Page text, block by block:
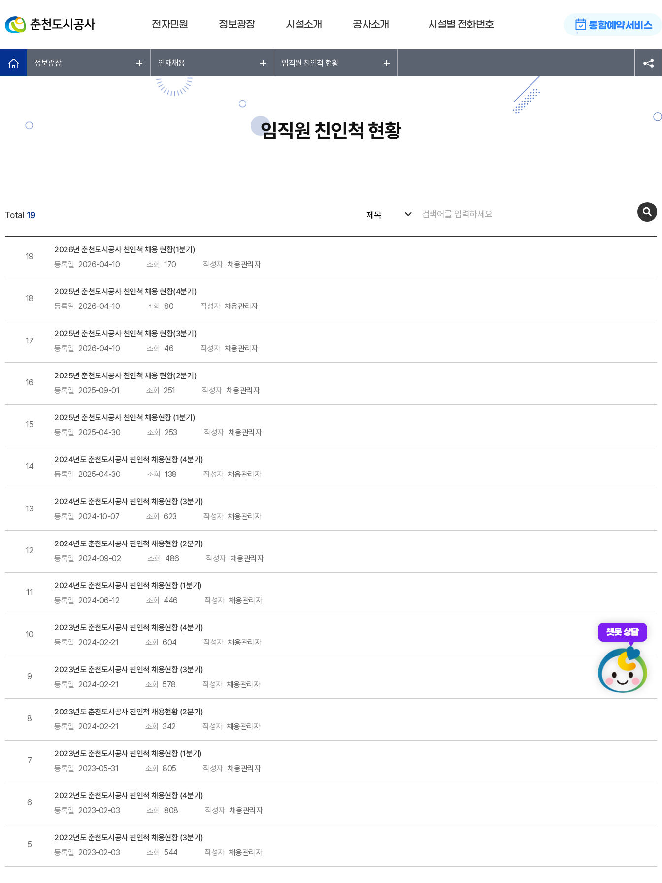
전자민원 정보광장 시설소개 공사소개 시설별 전화번호 통합예약서비스
정보광장 인재채용 임직원 친인척 현황
임직원 친인척 현황
Total 19
19
2026년 춘천도시공사 친인척 채용 현황(1분기)
등록일 2026-04-10 조회 170 작성자 채용관리자
18
2025년 춘천도시공사 친인척 채용 현황(4분기)
등록일 2026-04-10 조회 80 작성자 채용관리자
17
2025년 춘천도시공사 친인척 채용 현황(3분기)
등록일 2026-04-10 조회 46 작성자 채용관리자
16
2025년 춘천도시공사 친인척 채용 현황(2분기)
등록일 2025-09-01 조회 251 작성자 채용관리자
15
2025년 춘천도시공사 친인척 채용현황 (1분기)
등록일 2025-04-30 조회 253 작성자 채용관리자
14
2024년도 춘천도시공사 친인척 채용현황 (4분기)
등록일 2025-04-30 조회 138 작성자 채용관리자
13
2024년도 춘천도시공사 친인척 채용현황 (3분기)
등록일 2024-10-07 조회 623 작성자 채용관리자
12
2024년도 춘천도시공사 친인척 채용현황 (2분기)
등록일 2024-09-02 조회 486 작성자 채용관리자
11
2024년도 춘천도시공사 친인척 채용현황 (1분기)
등록일 2024-06-12 조회 446 작성자 채용관리자
10
2023년도 춘천도시공사 친인척 채용현황 (4분기)
등록일 2024-02-21 조회 604 작성자 채용관리자
9
2023년도 춘천도시공사 친인척 채용현황 (3분기)
등록일 2024-02-21 조회 578 작성자 채용관리자
8
2023년도 춘천도시공사 친인척 채용현황 (2분기)
등록일 2024-02-21 조회 342 작성자 채용관리자
7
2023년도 춘천도시공사 친인척 채용현황 (1분기)
등록일 2023-05-31 조회 805 작성자 채용관리자
6
2022년도 춘천도시공사 친인척 채용현황 (4분기)
등록일 2023-02-03 조회 808 작성자 채용관리자
5
2022년도 춘천도시공사 친인척 채용현황 (3분기)
등록일 2023-02-03 조회 544 작성자 채용관리자
챗봇 상담